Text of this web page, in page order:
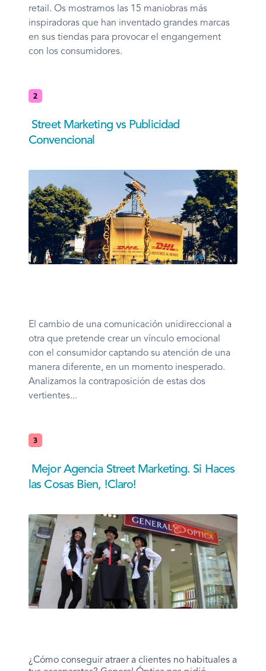
retail. Os mostramos las 15 maniobras más
inspiradoras que han inventado grandes marcas
en sus tiendas para provocar el engangement
con los consumidores.
Street Marketing vs Publicidad
Convencional
El cambio de una comunicación unidireccional a
otra que pretende crear un vínculo emocional
con el consumidor captando su atención de una
manera diferente, en un momento inesperado.
Analizamos la contraposición de estas dos
vertientes...
Mejor Agencia Street Marketing. Si Haces
las Cosas Bien, !Claro!
¿Cómo conseguir atraer a clientes no habituales a